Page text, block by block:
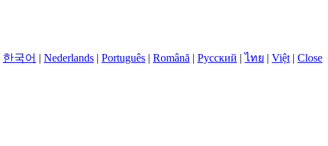
한국어 | Nederlands | Português | Română | Русский |ไทย | Việt | Close